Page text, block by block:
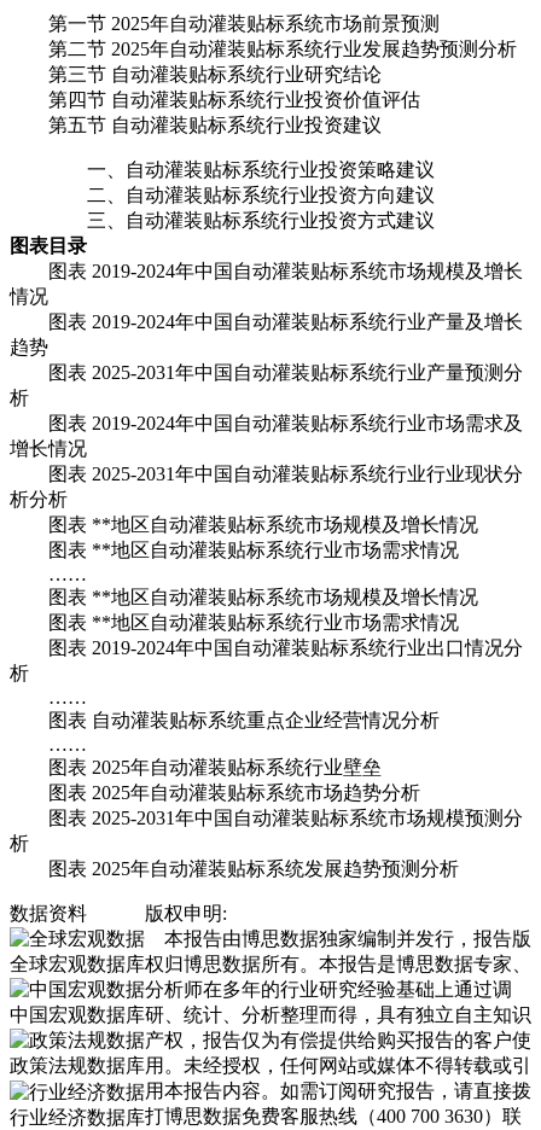
第一节 2025年自动灌装贴标系统市场前景预测
第二节 2025年自动灌装贴标系统行业发展趋势预测分析
第三节 自动灌装贴标系统行业研究结论
第四节 自动灌装贴标系统行业投资价值评估
第五节 自动灌装贴标系统行业投资建议
一、自动灌装贴标系统行业投资策略建议
二、自动灌装贴标系统行业投资方向建议
三、自动灌装贴标系统行业投资方式建议
图表目录
图表 2019-2024年中国自动灌装贴标系统市场规模及增长
情况
图表 2019-2024年中国自动灌装贴标系统行业产量及增长
趋势
图表 2025-2031年中国自动灌装贴标系统行业产量预测分
析
图表 2019-2024年中国自动灌装贴标系统行业市场需求及
增长情况
图表 2025-2031年中国自动灌装贴标系统行业行业现状分
析分析
图表 **地区自动灌装贴标系统市场规模及增长情况
图表 **地区自动灌装贴标系统行业市场需求情况
……
图表 **地区自动灌装贴标系统市场规模及增长情况
图表 **地区自动灌装贴标系统行业市场需求情况
图表 2019-2024年中国自动灌装贴标系统行业出口情况分
析
……
图表 自动灌装贴标系统重点企业经营情况分析
……
图表 2025年自动灌装贴标系统行业壁垒
图表 2025年自动灌装贴标系统市场趋势分析
图表 2025-2031年中国自动灌装贴标系统市场规模预测分
析
图表 2025年自动灌装贴标系统发展趋势预测分析
数据资料
全球宏观数据库
中国宏观数据库
政策法规数据库
行业经济数据库
版权申明:
本报告由博思数据独家编制并发行，报告版
权归博思数据所有。本报告是博思数据专家、
分析师在多年的行业研究经验基础上通过调
研、统计、分析整理而得，具有独立自主知识
产权，报告仅为有偿提供给购买报告的客户使
用。未经授权，任何网站或媒体不得转载或引
用本报告内容。如需订阅研究报告，请直接拨
打博思数据免费客服热线（400 700 3630）联